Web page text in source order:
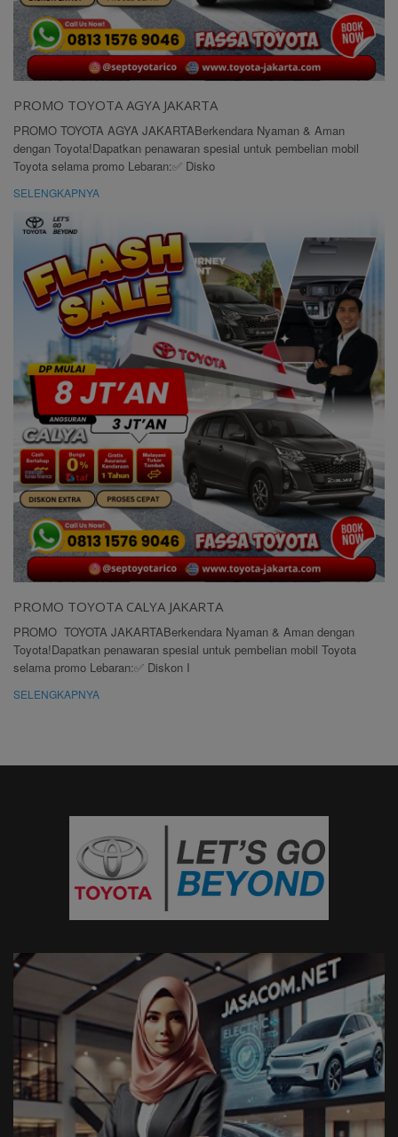
PROMO TOYOTA AGYA JAKARTA
PROMO TOYOTA AGYA JAKARTABerkendara Nyaman & Aman
dengan Toyota!Dapatkan penawaran spesial untuk pembelian mobil
Toyota selama promo Lebaran:✅ Disko
SELENGKAPNYA
PROMO TOYOTA CALYA JAKARTA
PROMO TOYOTA JAKARTABerkendara Nyaman & Aman dengan
Toyota!Dapatkan penawaran spesial untuk pembelian mobil Toyota
selama promo Lebaran:✅ Diskon I
SELENGKAPNYA